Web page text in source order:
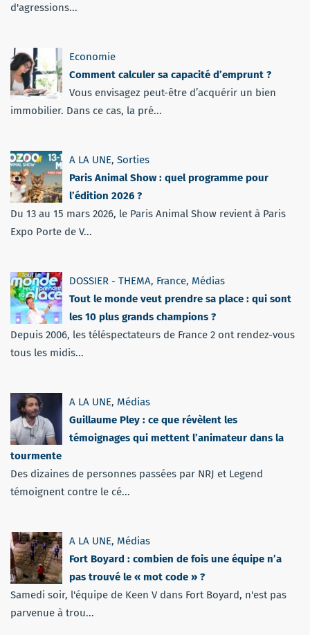
d'agressions...
Economie
Comment calculer sa capacité d’emprunt ?
Vous envisagez peut-être d’acquérir un bien
immobilier. Dans ce cas, la pré...
A LA UNE, Sorties
Paris Animal Show : quel programme pour
l’édition 2026 ?
Du 13 au 15 mars 2026, le Paris Animal Show revient à Paris
Expo Porte de V...
DOSSIER - THEMA, France, Médias
Tout le monde veut prendre sa place : qui sont
les 10 plus grands champions ?
Depuis 2006, les téléspectateurs de France 2 ont rendez-vous
tous les midis...
A LA UNE, Médias
Guillaume Pley : ce que révèlent les
témoignages qui mettent l’animateur dans la
tourmente
Des dizaines de personnes passées par NRJ et Legend
témoignent contre le cé...
A LA UNE, Médias
Fort Boyard : combien de fois une équipe n’a
pas trouvé le « mot code » ?
Samedi soir, l'équipe de Keen V dans Fort Boyard, n'est pas
parvenue à trou...